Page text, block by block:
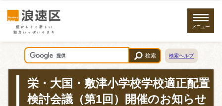
メニュー
検索 検索ヘルプ
栄・大国・敷津小学校学校適正配置
検討会議（第1回）開催のお知らせ